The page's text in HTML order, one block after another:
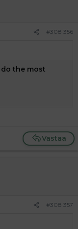
#308 356
the most
Vastaa
#308 357